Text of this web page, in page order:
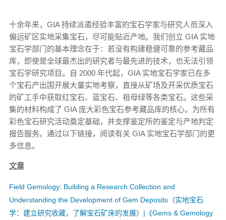
十余年来，GIA 持续派遣经验丰富的宝石学家与研究人员深入
偏远矿区实地采集宝石，尽可能贴近产地。我们创立 GIA 实地
宝石学部门的基本理念在于：若没有构建稳健可靠的参考藏品
库，即使是全球最杰出的研究者与最先进的技术，也无法引领
宝石学研究项目。自 2000 年代起，GIA 实地宝石学家已在多
个宝石产出国开展大量实地考察，直接从矿场及开采优质宝石
的矿工手中获取红宝石、蓝宝石、祖母绿等各类宝石。这些采
集的材料构成了 GIA 庞大彩色宝石参考藏品库的核心，为所有
彩色宝石研究活动奠定基础，并支撑鉴定所的鉴定与产地判定
报告服务。通过以下链接，阅读有关 GIA 实地宝石学部门的更
多信息。
文章
Field Gemology: Building a Research Collection and
Understanding the Development of Gem Deposits（实地宝石
学：建立研究收藏，了解宝石矿床的发展）|《Gems & Gemology